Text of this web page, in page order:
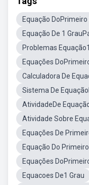
Equação DoPrimeiro
Equação De 1
Problemas
Equações
Calculadora De
Sistema De
AtividadeDe
Atividade Sobre
Equações De
Equação Do
Equações
Equacoes De1 Grau